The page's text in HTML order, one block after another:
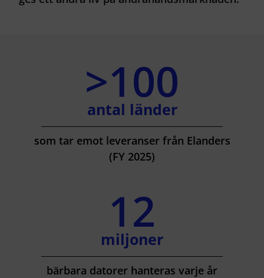
>100
antal länder
som tar emot leveranser från Elanders
(FY 2025)
12
miljoner
bärbara datorer hanteras varje år